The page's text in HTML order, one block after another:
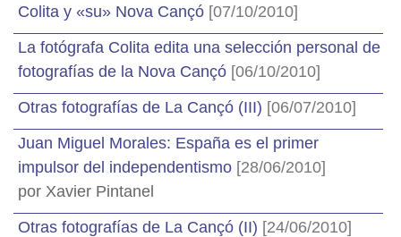
Colita y «su» Nova Cançó [07/10/2010]
La fotógrafa Colita edita una selección personal de
fotografías de la Nova Cançó [06/10/2010]
Otras fotografías de La Cançó (III) [06/07/2010]
Juan Miguel Morales: España es el primer
impulsor del independentismo [28/06/2010]
por Xavier Pintanel
Otras fotografías de La Cançó (II) [24/06/2010]